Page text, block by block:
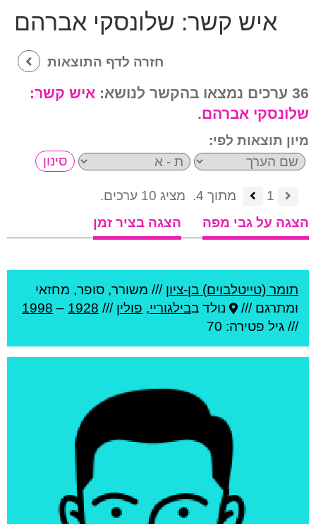
איש קשר: שלונסקי אברהם
חזרה לדף התוצאות
36 ערכים נמצאו בהקשר לנושא:
איש קשר:
שלונסקי אברהם.
מיון תוצאות לפי:
1 מתוך 4.
מציג 10 ערכים.
הצגה על גבי מפה
הצגה בציר זמן
תומר (טייטלבוים) בן-ציון /// משורר, סופר, מחזאי
ומתרגם ///
נולד בבילגוריי, פולין ///
1928
–
1998
/// גיל פטירה: 70